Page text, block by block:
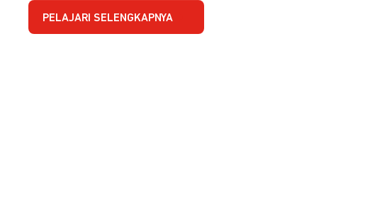
PELAJARI SELENGKAPNYA